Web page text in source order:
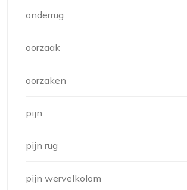
onderrug
oorzaak
oorzaken
pijn
pijn rug
pijn wervelkolom